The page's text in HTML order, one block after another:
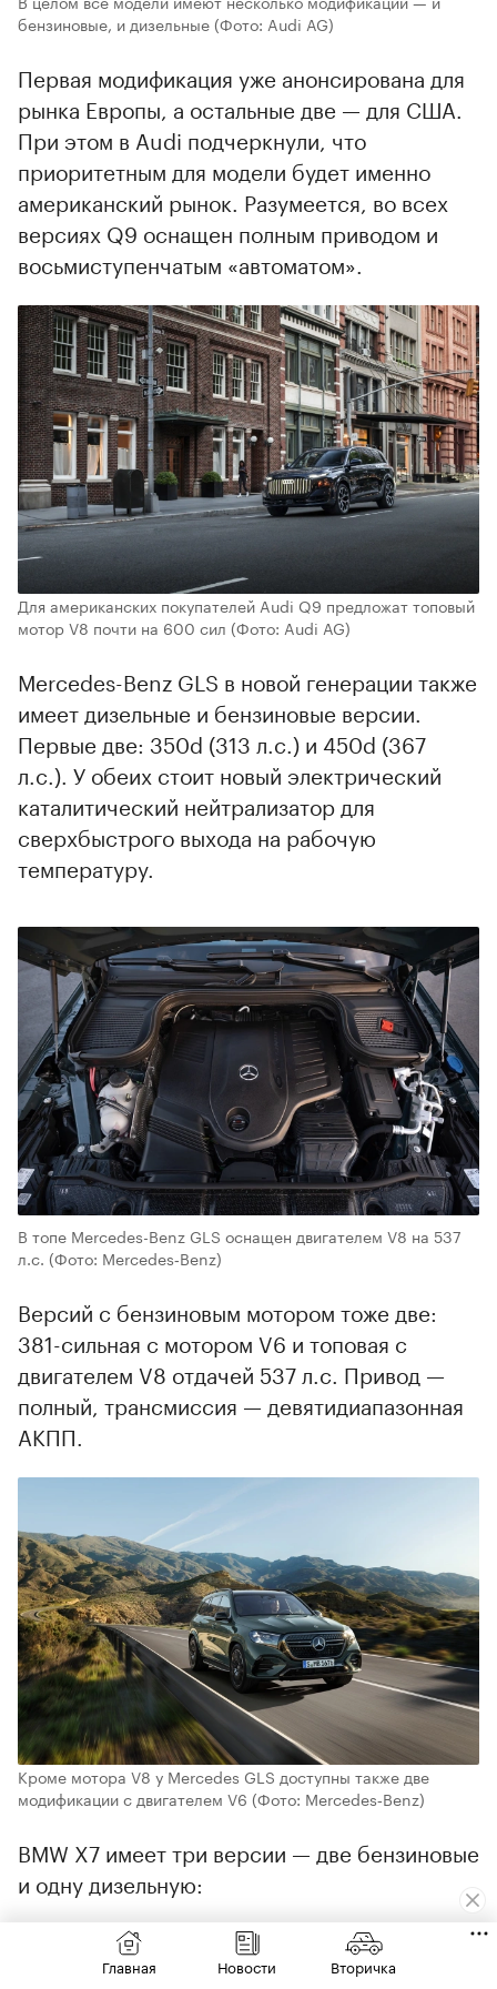
бензиновые, и дизельные(Фото: Audi AG)
Первая модификация уже анонсирована для
рынка Европы, а остальные две — для США.
При этом в Audi подчеркнули, что
приоритетным для модели будет именно
американский рынок. Разумеется, во всех
версиях Q9 оснащен полным приводом и
восьмиступенчатым «автоматом».
Для американских покупателей Audi Q9 предложат топовый
мотор V8 почти на 600 сил (Фото: Audi AG)
Mercedes-Benz GLS в новой генерации также
имеет дизельные и бензиновые версии.
Первые две: 350d (313 л.с.) и 450d (367
л.с.). У обеих стоит новый электрический
каталитический нейтрализатор для
сверхбыстрого выхода на рабочую
температуру.
В топе Mercedes-Benz GLS оснащен двигателем V8 на 537
л.с. (Фото: Mercedes‑Benz)
Версий с бензиновым мотором тоже две:
381-сильная с мотором V6 и топовая с
двигателем V8 отдачей 537 л.с. Привод —
полный, трансмиссия — девятидиапазонная
АКПП.
Кроме мотора V8 у Mercedes GLS доступны также две
модификации с двигателем V6 (Фото: Mercedes‑Benz)
BMW X7 имеет три версии — две бензиновые
и одну дизельную:
40i — трехлитровый шестицилиндровый
бензиновый двигатель мощностью 381
Главная Новости Вторичка